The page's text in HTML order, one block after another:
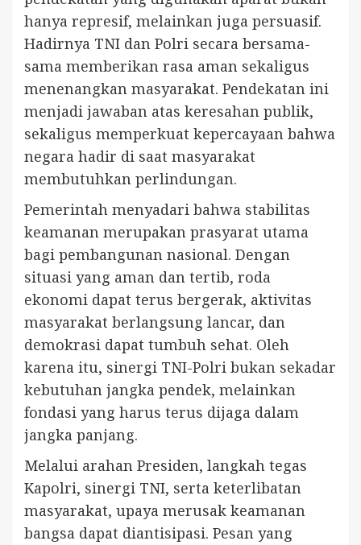
hanya represif, melainkan juga persuasif.
Hadirnya TNI dan Polri secara bersama-
sama memberikan rasa aman sekaligus
menenangkan masyarakat. Pendekatan ini
menjadi jawaban atas keresahan publik,
sekaligus memperkuat kepercayaan bahwa
negara hadir di saat masyarakat
membutuhkan perlindungan.
Pemerintah menyadari bahwa stabilitas
keamanan merupakan prasyarat utama
bagi pembangunan nasional. Dengan
situasi yang aman dan tertib, roda
ekonomi dapat terus bergerak, aktivitas
masyarakat berlangsung lancar, dan
demokrasi dapat tumbuh sehat. Oleh
karena itu, sinergi TNI-Polri bukan sekadar
kebutuhan jangka pendek, melainkan
fondasi yang harus terus dijaga dalam
jangka panjang.
Melalui arahan Presiden, langkah tegas
Kapolri, sinergi TNI, serta keterlibatan
masyarakat, upaya merusak keamanan
bangsa dapat diantisipasi. Pesan yang